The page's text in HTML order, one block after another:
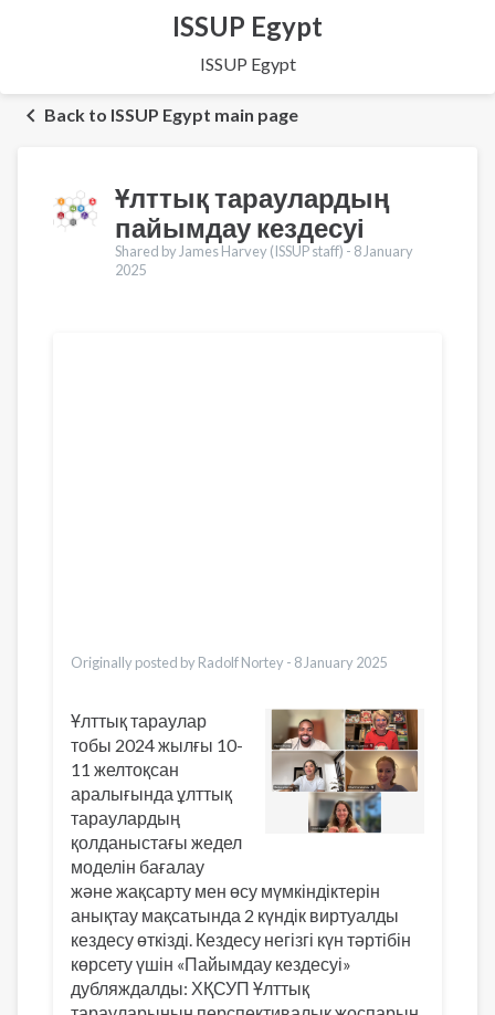
ISSUP Egypt
ISSUP Egypt
Back to ISSUP Egypt main page
Ұлттық тараулардың
пайымдау кездесуі
Shared by James Harvey (ISSUP staff) - 8 January
2025
Originally posted by Radolf Nortey - 8 January 2025
Ұлттық тараулар
тобы 2024 жылғы 10-
11 желтоқсан
аралығында ұлттық
тараулардың
қолданыстағы жедел
моделін бағалау
және жақсарту мен өсу мүмкіндіктерін
анықтау мақсатында 2 күндік виртуалды
кездесу өткізді. Кездесу негізгі күн тәртібін
көрсету үшін «Пайымдау кездесуі»
дубляждалды: ХҚСУП Ұлттық